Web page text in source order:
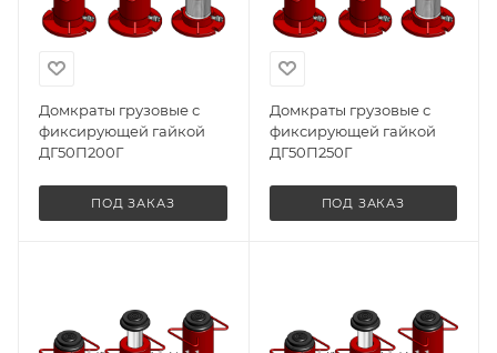
Домкраты грузовые с
фиксирующей гайкой
ДГ50П200Г
ПОД ЗАКАЗ
Домкраты грузовые с
фиксирующей гайкой
ДГ50П250Г
ПОД ЗАКАЗ